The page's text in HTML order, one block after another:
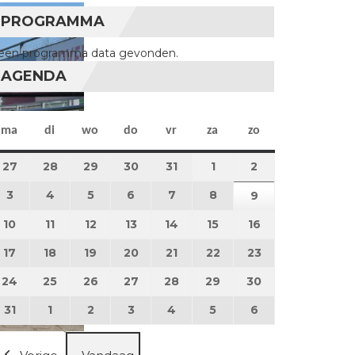
PROGRAMMA
programma data gevonden.
AGENDA
ma maandag
di dinsdag
wo woensdag
do donderdag
vr vrijdag
za zaterdag
zo
27 27 juli 2026
28 28 juli 2026
29 29 juli 2026
3030 juli 2026
31 31 juli 2026
11 augustus 2026
2
3 3 augustus 2026
4 4 augustus 2026
55 augustus 2026
6 6 augustus 2026
7 7 augustus 2026
8 8 augustus 2026
9
10 10 augustus 2026
11 11 augustus 2026
12 12 augustus 2026
13 13 augustus 2026
14 14 augustus 2026
15 15 augustus 2026
16
17 17 augustus 2026
18 18 augustus 2026
19 19 augustus 2026
20 20 augustus 2026
21 21 augustus 2026
22 22 augustus 2026
23
24 24 augustus 2026
25 25 augustus 2026
26 26 augustus 2026
27 27 augustus 2026
28 28 augustus 2026
29 29 augustus 2026
30
3131 augustus 2026
1 1 september 2026
2 2 september 2026
3 3 september 2026
4 4 september 2026
5 5 september 2026
6